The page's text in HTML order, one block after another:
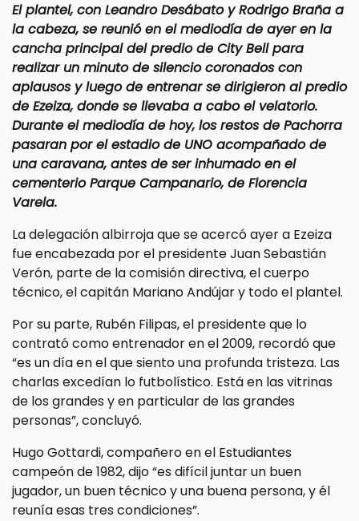
El plantel, con Leandro Desábato y Rodrigo Braña a
la cabeza, se reunió en el mediodía de ayer en la
cancha principal del predio de City Bell para
realizar un minuto de silencio coronados con
aplausos y luego de entrenar se dirigieron al predio
de Ezeiza, donde se llevaba a cabo el velatorio.
Durante el mediodía de hoy, los restos de Pachorra
pasaran por el estadio de UNO acompañado de
una caravana, antes de ser inhumado en el
cementerio Parque Campanario, de Florencia
Varela.
La delegación albirroja que se acercó ayer a Ezeiza
fue encabezada por el presidente Juan Sebastián
Verón, parte de la comisión directiva, el cuerpo
técnico, el capitán Mariano Andújar y todo el plantel.
Por su parte, Rubén Filipas, el presidente que lo
contrató como entrenador en el 2009, recordó que
“es un día en el que siento una profunda tristeza. Las
charlas excedían lo futbolístico. Está en las vitrinas
de los grandes y en particular de las grandes
personas”, concluyó.
Hugo Gottardi, compañero en el Estudiantes
campeón de 1982, dijo “es difícil juntar un buen
jugador, un buen técnico y una buena persona, y él
reunía esas tres condiciones”.